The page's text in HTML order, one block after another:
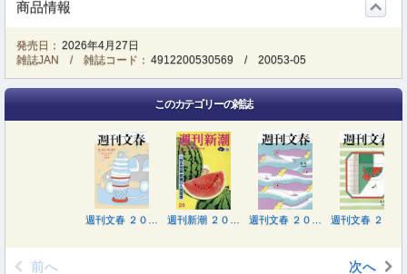
商品情報
発売日： 2026年4月27日
雑誌JAN / 雑誌コード： 4912200530569 /20053-05
このカテゴリーの雑誌
前へ 次へ